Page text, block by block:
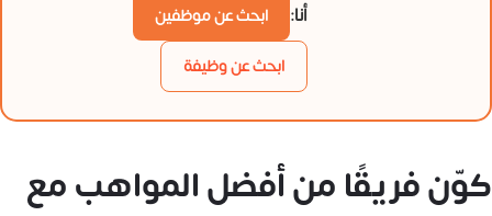
أنا:
ابحث عن موظفين
ابحث عن وظيفة
كوّن فريقًا من أفضل المواهب مع